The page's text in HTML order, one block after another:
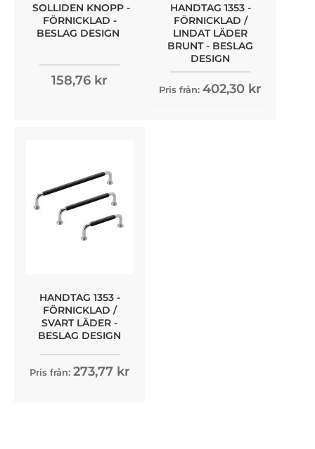
SOLLIDEN KNOPP -
FÖRNICKLAD -
BESLAG DESIGN
158,76 kr
HANDTAG 1353 -
FÖRNICKLAD /
LINDAT LÄDER
BRUNT - BESLAG
DESIGN
Pris från: 402,30 kr
HANDTAG 1353 -
FÖRNICKLAD /
SVART LÄDER -
BESLAG DESIGN
Pris från: 273,77 kr